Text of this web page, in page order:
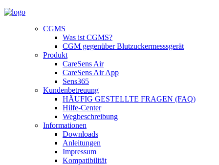
CGMS
Was ist CGMS?
CGM gegenüber Blutzuckermesssgerät
Produkt
CareSens Air
CareSens Air App
Sens365
Kundenbetreuung
HÄUFIG GESTELLTE FRAGEN (FAQ)
Hilfe-Center
Wegbeschreibung
Informationen
Downloads
Anleitungen
Impressum
Kompatibilität